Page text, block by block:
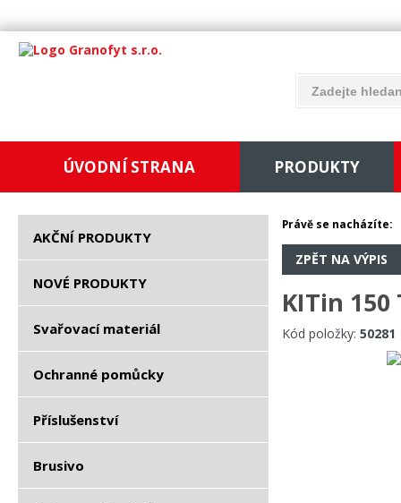
ÚVODNÍ STRANA PRODUKTY
AKČNÍ PRODUKTY
NOVÉ PRODUKTY
Svařovací materiál
Ochranné pomůcky
Příslušenství
Brusivo
Právě se nacházíte:
ZPĚT NA VÝPIS
KITin
Kód položky: 50281